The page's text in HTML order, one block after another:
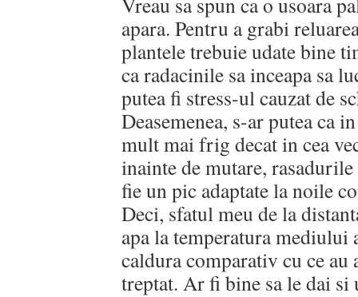
apara. Pentru a grabi
plantele trebuie udate bine
ca radacinile sa inceapa sa
putea fi stress-ul cauzat de
Deasemenea, s-ar putea ca
mult mai frig decat in cea
inainte de mutare, rasadurile
fie un pic adaptate la noile
Deci, sfatul meu de la
apa la temperatura mediului
caldura comparativ cu ce au
treptat. Ar fi bine sa le dai